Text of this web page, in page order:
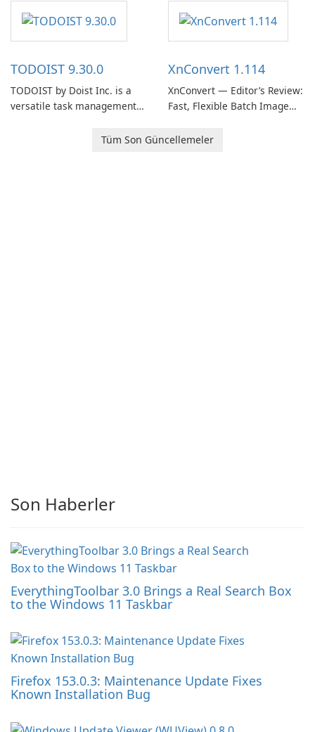
software designed to help
users capture, organize, and
access information across
TODOIST 9.30.0
TODOIST by Doist Inc. is a
versatile task management
individuals and teams
XnConvert 1.114
XnConvert — Editor’s Review:
Fast, Flexible Batch Image
macOS and Linux XnConvert
Tüm Son Güncellemeler
Son Haberler
EverythingToolbar 3.0 Brings a Real Search Box
to the Windows 11 Taskbar
Firefox 153.0.3: Maintenance Update Fixes
Known Installation Bug